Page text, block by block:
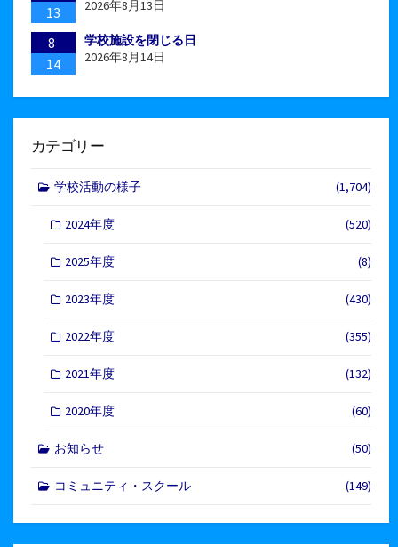
13
2026年8月13日
8
14
学校施設を閉じる日
2026年8月14日
カテゴリー
学校活動の様子 (1,704)
2024年度 (520)
2025年度 (8)
2023年度 (430)
2022年度 (355)
2021年度 (132)
2020年度 (60)
お知らせ (50)
コミュニティ・スクール (149)